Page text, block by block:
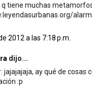
q tiene muchas
2012 a las 7:18 p.m.
dijo...
jajajajaja, ay qué de cosas
:p